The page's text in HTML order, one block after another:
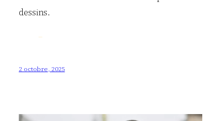
dessins.
2 octobre, 2025